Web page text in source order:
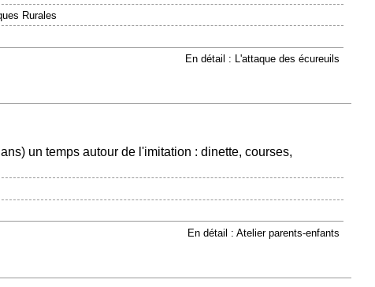
Rurales
En détail : L'attaque des écureuils
un temps autour de l'imitation : dinette, courses,
En détail : Atelier parents-enfants